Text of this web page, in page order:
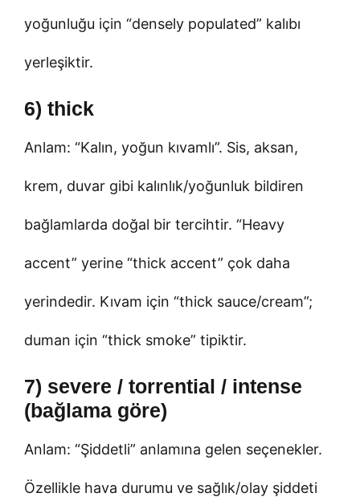
yoğunluğu için “densely populated” kalıbı
yerleşiktir.
6) thick
Anlam: “Kalın, yoğun kıvamlı”. Sis, aksan,
krem, duvar gibi kalınlık/yoğunluk bildiren
bağlamlarda doğal bir tercihtir. “Heavy
accent” yerine “thick accent” çok daha
yerindedir. Kıvam için “thick sauce/cream”;
duman için “thick smoke” tipiktir.
7) severe / torrential / intense
(bağlama göre)
Anlam: “Şiddetli” anlamına gelen seçenekler.
Özellikle hava durumu ve sağlık/olay şiddeti